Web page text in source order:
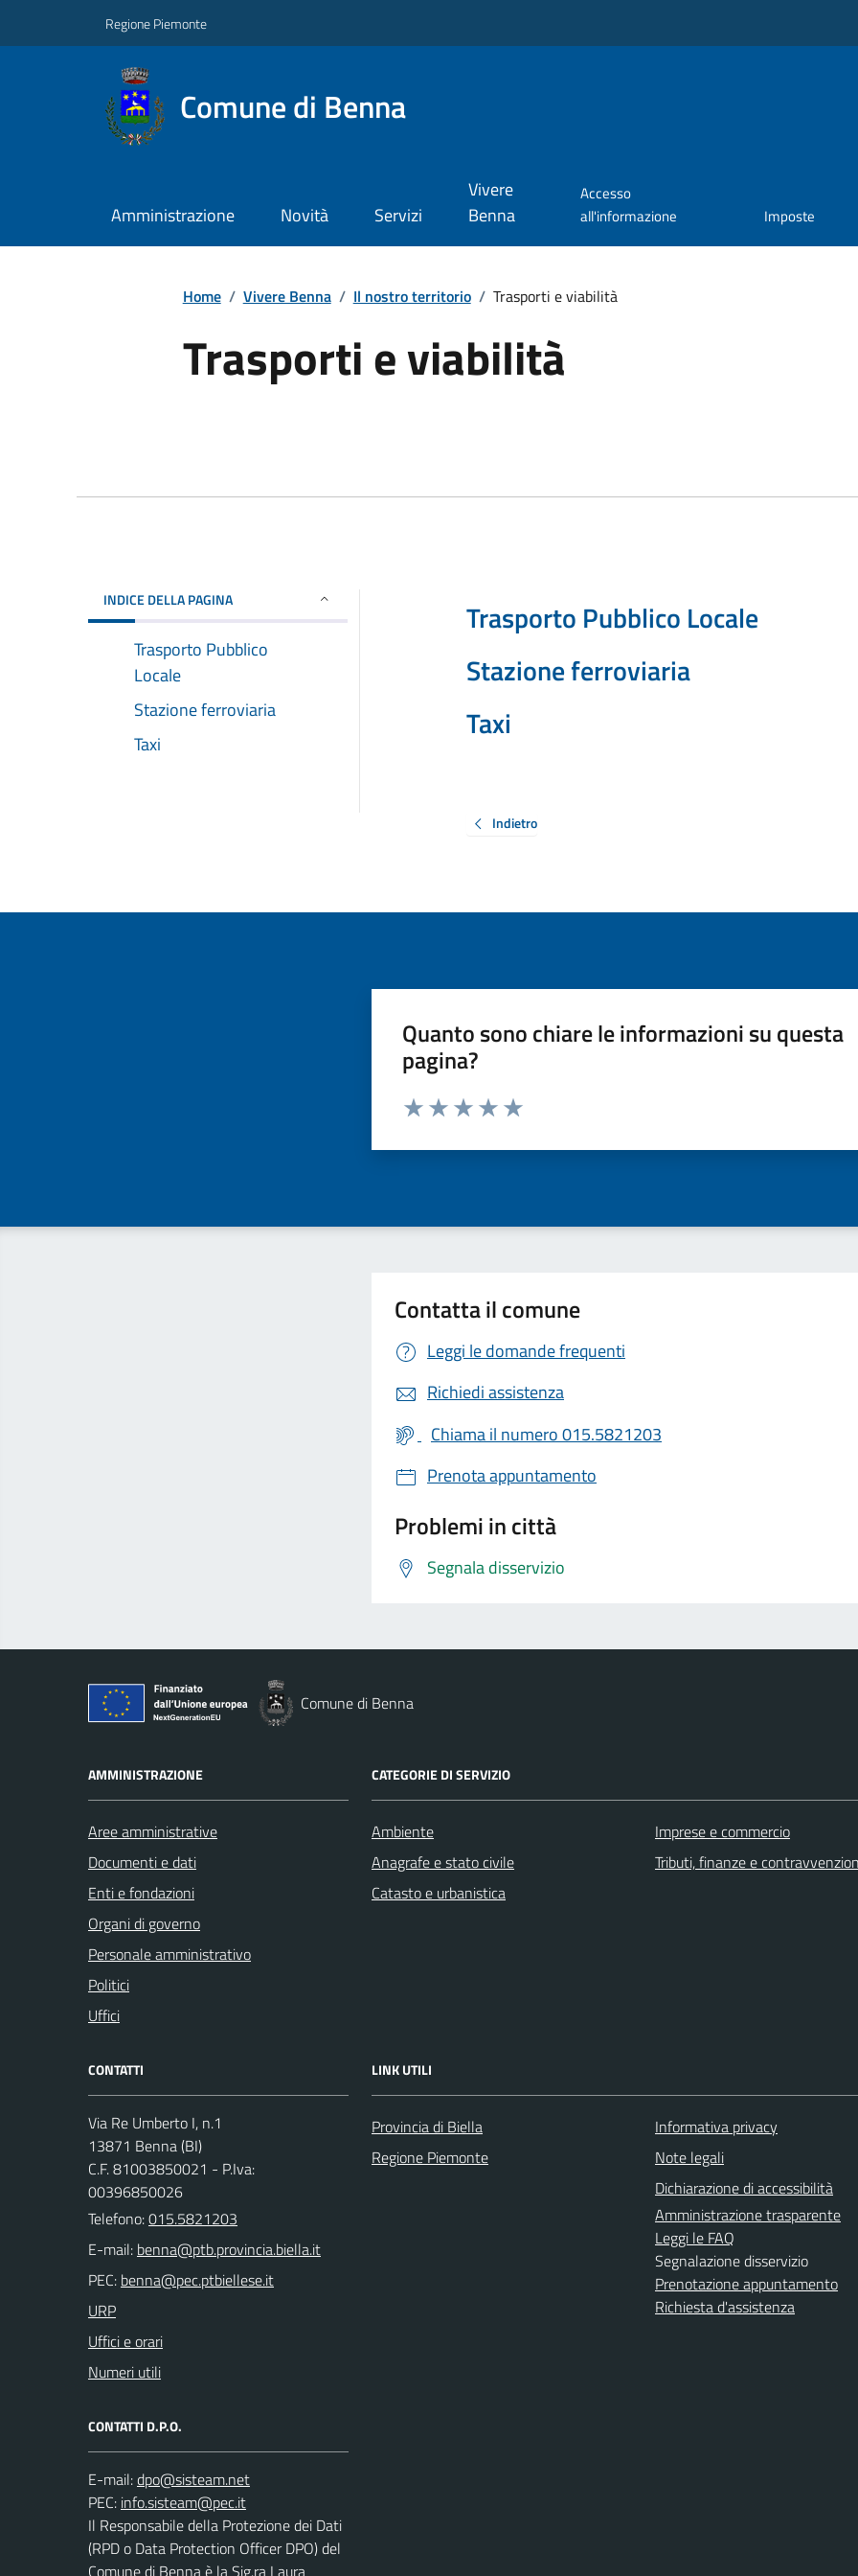
Regione Piemonte
Comune di Benna
Amministrazione Novità Servizi
Vivere
Benna
Accesso
all'informazione
Imposte
Home / Vivere Benna / Il nostro territorio / Trasporti e viabilità
Trasporti e viabilità
INDICE DELLA PAGINA
Trasporto Pubblico
Locale
Stazione ferroviaria
Taxi
Trasporto Pubblico Locale
Stazione ferroviaria
Taxi
Indietro
Quanto sono chiare le informazioni su questa
pagina?
Valuta da 1 a 5 stelle la pagina
Contatta il comune
Leggi le domande frequenti
Richiedi assistenza
Chiama il numero 015.5821203
Prenota appuntamento
Problemi in città
Segnala disservizio
Comune di Benna
AMMINISTRAZIONE
Aree amministrative
Documenti e dati
Enti e fondazioni
Organi di governo
Personale amministrativo
Politici
Uffici
CATEGORIE DI SERVIZIO
Ambiente
Anagrafe e stato civile
Catasto e urbanistica
Imprese e commercio
Tributi, finanze e
CONTATTI
Via Re Umberto I, n.1
13871 Benna (BI)
C.F. 81003850021 - P.Iva:
00396850026
Telefono:015.5821203
E-mail:
PEC:
URP
Uffici e orari
Numeri utili
CONTATTI D.P.O.
E-mail:
PEC:
Il Responsabile della Protezione dei Dati
(RPD o Data Protection Officer DPO) del
Comune di Benna è la Sig.ra Laura
LINK UTILI
Provincia di Biella
Regione Piemonte
Informativa privacy
Note legali
Dichiarazione di accessibilità
Amministrazione trasparente
Leggi le FAQ
Segnalazione disservizio
Prenotazione appuntamento
Richiesta d'assistenza